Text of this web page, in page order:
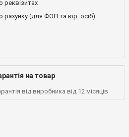
реквізитах
рахунку (для ФОП та юр. осіб)
на товар
від виробника від 12 місяців